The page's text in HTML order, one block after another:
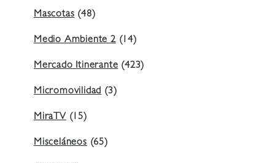
Mascotas(48)
Medio Ambiente 2(14)
Mercado Itinerante(423)
Micromovilidad(3)
MiraTV(15)
Misceláneos(65)